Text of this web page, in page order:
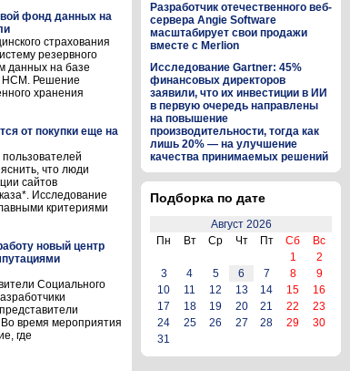
фонд данных на
страхования
резервного
данных на базе
НСМ. Решение
хранения
от покупки еще на
что люди
сайтов
Исследование
критериями
новый центр
Социального
время мероприятия
где
Разработчик отечественного веб-
сервера Angie Software
масштабирует свои продажи
вместе с Merlion
Исследование Gartner: 45%
финансовых директоров
заявили, что их инвестиции в ИИ
в первую очередь направлены
на повышение
производительности, тогда как
лишь 20% — на улучшение
качества принимаемых решений
Подборка по дате
Август 2026
Пн
Вт Ср Чт Пт Сб
Вс
1
2
3
4 5 6 7 8
9
10
11 12 13 14 15
16
17
18 19 20 21 22
23
24
25 26 27 28 29
30
31